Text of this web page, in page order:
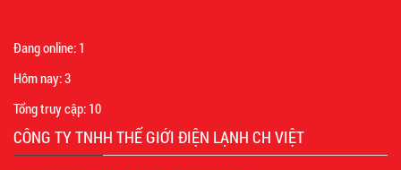
Đang online: 1
Hôm nay:3
Tổng truy cập: 10
CÔNG TY TNHH THẾ GIỚI ĐIỆN LẠNH CH VIỆT